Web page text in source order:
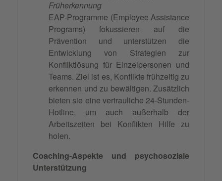
Früherkennung
EAP-Programme (Employee Assistance
Programs) fokussieren auf die
Prävention und unterstützen die
Entwicklung von Strategien zur
Konfliktlösung für Einzelpersonen und
Teams. Ziel ist es, Konflikte frühzeitig zu
erkennen und zu bewältigen. Zusätzlich
bieten sie eine vertrauliche 24-Stunden-
Hotline, um auch außerhalb der
Arbeitszeiten bei Konflikten Hilfe zu
holen.
Coaching-Aspekte und psychosoziale
Unterstützung